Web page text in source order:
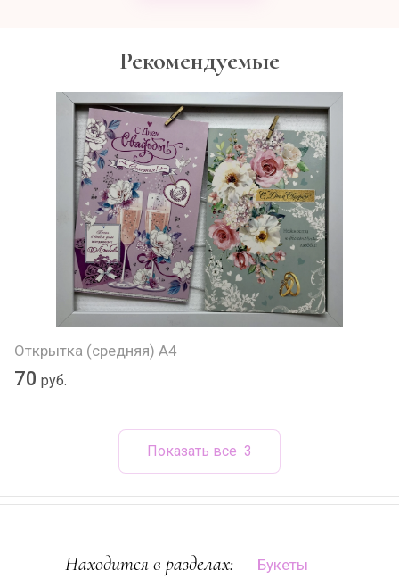
Рекомендуемые
Открытка (средняя) А4
70 руб.
Показать все 3
Находится в разделах: Букеты